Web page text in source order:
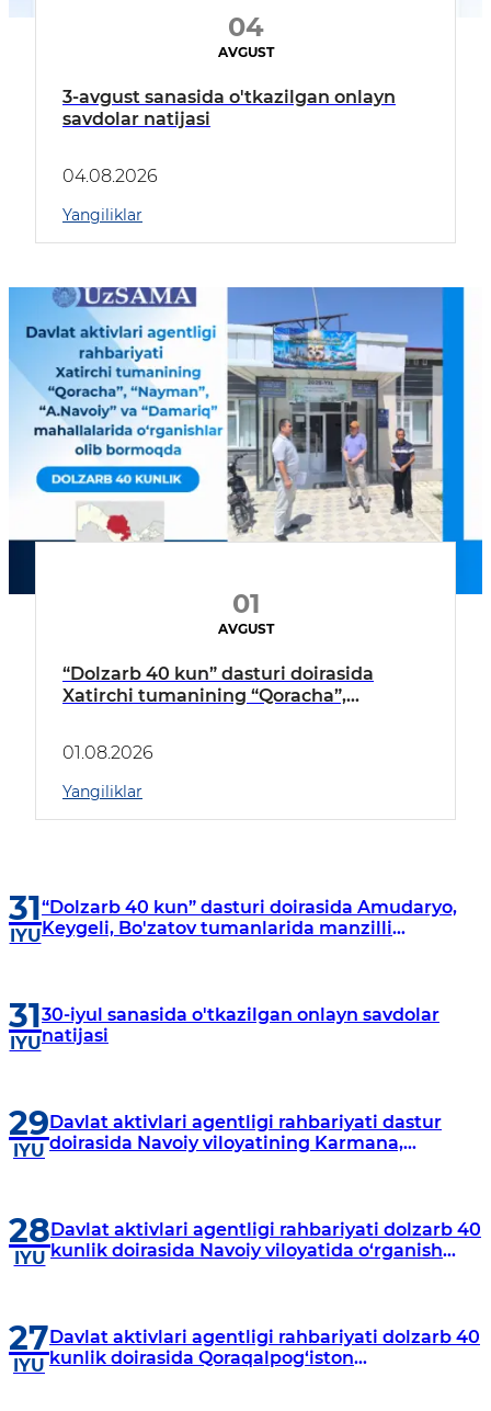
04
AVGUST
3-avgust sanasida o'tkazilgan onlayn
savdolar natijasi
04.08.2026
Yangiliklar
01
AVGUST
“Dolzarb 40 kun” dasturi doirasida
Xatirchi tumanining “Qoracha”,
borildi
01.08.2026
Yangiliklar
31
IYU
“Dolzarb 40 kun” dasturi doirasida Amudaryo,
Keygeli, Bo'zatov tumanlarida manzilli
31
IYU
30-iyul sanasida o'tkazilgan onlayn savdolar
natijasi
29
IYU
Davlat aktivlari agentligi rahbariyati dastur
doirasida Navoiy viloyatining Karmana,
28
IYU
Davlat aktivlari agentligi rahbariyati dolzarb 40
kunlik doirasida Navoiy viloyatida o‘rganish
27
IYU
Davlat aktivlari agentligi rahbariyati dolzarb 40
kunlik doirasida Qoraqalpog‘iston